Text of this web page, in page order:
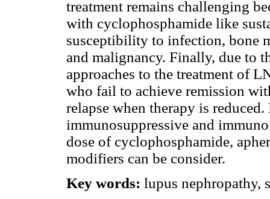
treatment remains challenging
with cyclophosphamide like
susceptibility to infection, bone
and malignancy. Finally, due to
approaches to the treatment of
who fail to achieve remission
relapse when therapy is
immunosuppressive and
dose of cyclophosphamide,
modifiers can be consider.
Key words: lupus nephropathy,